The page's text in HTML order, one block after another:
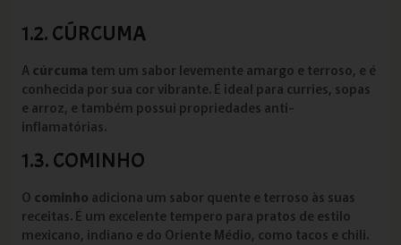
1.2. CÚRCUMA
A cúrcuma tem um sabor levemente amargo e terroso, e é
conhecida por sua cor vibrante. É ideal para curries, sopas
e arroz, e também possui propriedades anti-
inflamatórias.
1.3. COMINHO
O cominho adiciona um sabor quente e terroso às suas
receitas. É um excelente tempero para pratos de estilo
mexicano, indiano e do Oriente Médio, como tacos e chili.